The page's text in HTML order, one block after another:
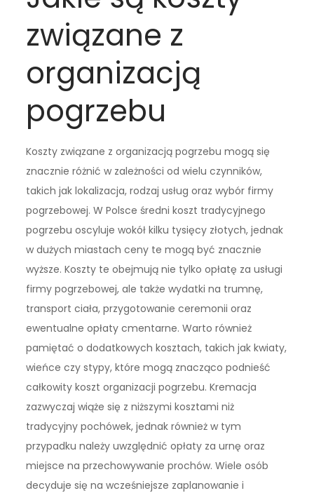
związane z
organizacją
pogrzebu
Koszty związane z organizacją pogrzebu mogą się
znacznie różnić w zależności od wielu czynników,
takich jak lokalizacja, rodzaj usług oraz wybór firmy
pogrzebowej. W Polsce średni koszt tradycyjnego
pogrzebu oscyluje wokół kilku tysięcy złotych, jednak
w dużych miastach ceny te mogą być znacznie
wyższe. Koszty te obejmują nie tylko opłatę za usługi
firmy pogrzebowej, ale także wydatki na trumnę,
transport ciała, przygotowanie ceremonii oraz
ewentualne opłaty cmentarne. Warto również
pamiętać o dodatkowych kosztach, takich jak kwiaty,
wieńce czy stypy, które mogą znacząco podnieść
całkowity koszt organizacji pogrzebu. Kremacja
zazwyczaj wiąże się z niższymi kosztami niż
tradycyjny pochówek, jednak również w tym
przypadku należy uwzględnić opłaty za urnę oraz
miejsce na przechowywanie prochów. Wiele osób
decyduje się na wcześniejsze zaplanowanie i